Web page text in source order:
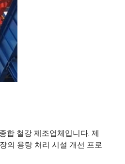
합 철강 제조업체입니다. 제
의 용탕 처리 시설 개선 프로